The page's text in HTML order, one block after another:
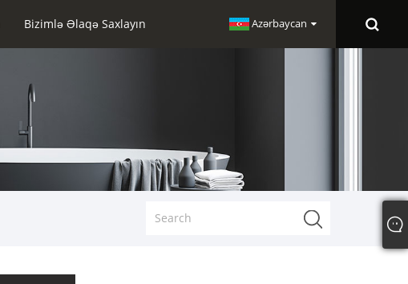
Bizimlə Əlaqə Saxlayın Azərbaycan